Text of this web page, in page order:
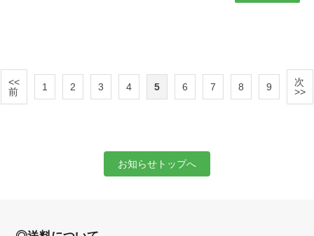
<<
前
1 2 3 4 5 6 7 8 9
次
>>
お知らせトップへ